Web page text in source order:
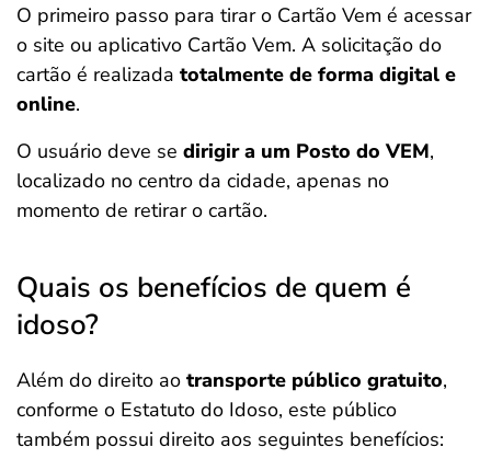
O primeiro passo para tirar o Cartão Vem é acessar
o site ou aplicativo Cartão Vem. A solicitação do
cartão é realizada totalmente de forma digital e
online.
O usuário deve se dirigir a um Posto do VEM,
localizado no centro da cidade, apenas no
momento de retirar o cartão.
Quais os benefícios de quem é
idoso?
Além do direito ao transporte público gratuito,
conforme o Estatuto do Idoso, este público
também possui direito aos seguintes benefícios: